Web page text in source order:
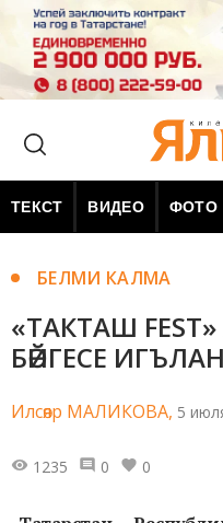
ТЕКСТ ВИДЕО ФОТО
БЕЛМИ КАЛМА
«ТАКТАШ
БӘЙГЕСЕ
Илсөяр МАЛИКОВА, 5
1235 0 0